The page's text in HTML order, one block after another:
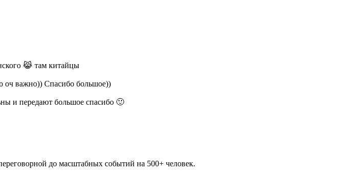
😹 там китайцы
оч важно)) Спасибо большое))
и передают большое спасибо 🙂
до масштабных событий на 500+ человек.